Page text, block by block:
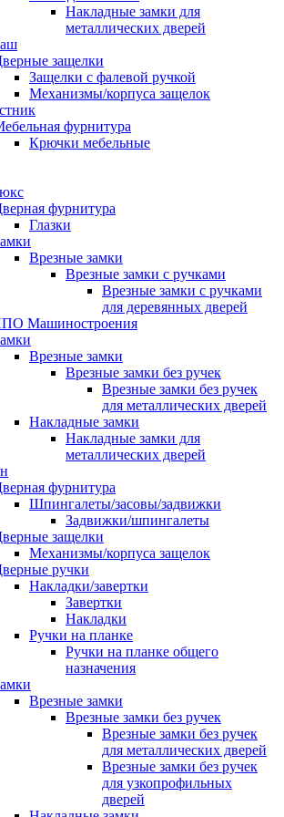
Накладные замки для
металлических дверей
защелки
Защелки с фалевой ручкой
Механизмы/корпуса защелок
фурнитура
Крючки мебельные
фурнитура
Глазки
Врезные замки
Врезные замки с ручками
Врезные замки с ручками
для деревянных дверей
Машиностроения
Врезные замки
Врезные замки без ручек
Врезные замки без ручек
для металлических дверей
Накладные замки
Накладные замки для
металлических дверей
фурнитура
Шпингалеты/засовы/задвижки
Задвижки/шпингалеты
защелки
Механизмы/корпуса защелок
ручки
Накладки/завертки
Завертки
Накладки
Ручки на планке
Ручки на планке общего
назначения
Врезные замки
Врезные замки без ручек
Врезные замки без ручек
для металлических дверей
Врезные замки без ручек
для узкопрофильных
дверей